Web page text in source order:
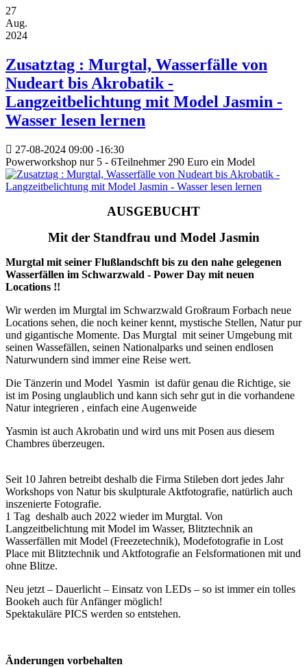
27
Aug.
2024
Zusatztag : Murgtal, Wasserfälle von
Nudeart bis Akrobatik -
Langzeitbelichtung mit Model Jasmin -
Wasser lesen lernen
27-08-2024 09:00 -16:30
Powerworkshop nur 5 - 6Teilnehmer 290 Euro ein Model
AUSGEBUCHT
Mit der Standfrau und Model Jasmin
Murgtal mit seiner Flußlandschft bis zu den nahe gelegenen
Wasserfällen im Schwarzwald - Power Day mit neuen
Locations !!
Wir werden im Murgtal im Schwarzwald Großraum Forbach neue
Locations sehen, die noch keiner kennt, mystische Stellen, Natur pur
und gigantische Momente. Das Murgtal mit seiner Umgebung mit
seinen Wassefällen, seinen Nationalparks und seinen endlosen
Naturwundern sind immer eine Reise wert.
Die Tänzerin und Model Yasmin ist dafür genau die Richtige, sie
ist im Posing unglaublich und kann sich sehr gut in die vorhandene
Natur integrieren , einfach eine Augenweide
Yasmin ist auch Akrobatin und wird uns mit Posen aus diesem
Chambres überzeugen.
Seit 10 Jahren betreibt deshalb die Firma Stileben dort jedes Jahr
Workshops von Natur bis skulpturale Aktfotografie, natürlich auch
inszenierte Fotografie.
1 Tag deshalb auch 2022 wieder im Murgtal. Von
Langzeitbelichtung mit Model im Wasser, Blitztechnik an
Wasserfällen mit Model (Freezetechnik), Modefotografie in Lost
Place mit Blitztechnik und Aktfotografie an Felsformationen mit und
ohne Blitze.
Neu jetzt – Dauerlicht – Einsatz von LEDs – so ist immer ein tolles
Bookeh auch für Anfänger möglich!
Spektakuläre PICS werden so entstehen.
Änderungen vorbehalten